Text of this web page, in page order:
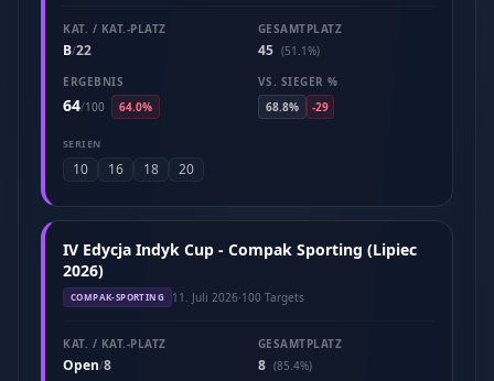
KAT. / KAT.-PLATZ
B/22
GESAMTPLATZ
45 (51.1%)
ERGEBNIS
64/100 64.0%
VS. SIEGER %
68.8%
-29
SERIEN
10 16 18 20
IV Edycja Indyk Cup - Compak Sporting (Lipiec
2026)
COMPAK-SPORTING 11. Juli 2026·100 Targets
KAT. / KAT.-PLATZ
Open/8
GESAMTPLATZ
8 (85.4%)